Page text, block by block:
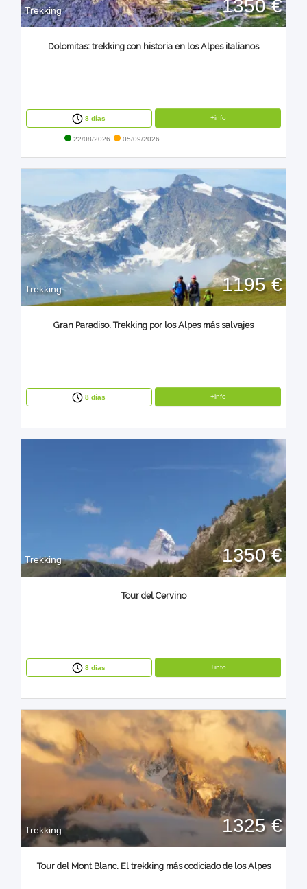
Trekking 1350 €
Dolomitas: trekking con historia en los Alpes italianos
8 días +info
22/08/2026 05/09/2026
Trekking 1195 €
Gran Paradiso. Trekking por los Alpes más salvajes
8 días +info
Trekking 1350 €
Tour del Cervino
8 días +info
Trekking 1325 €
Tour del Mont Blanc. El trekking más codiciado de los Alpes